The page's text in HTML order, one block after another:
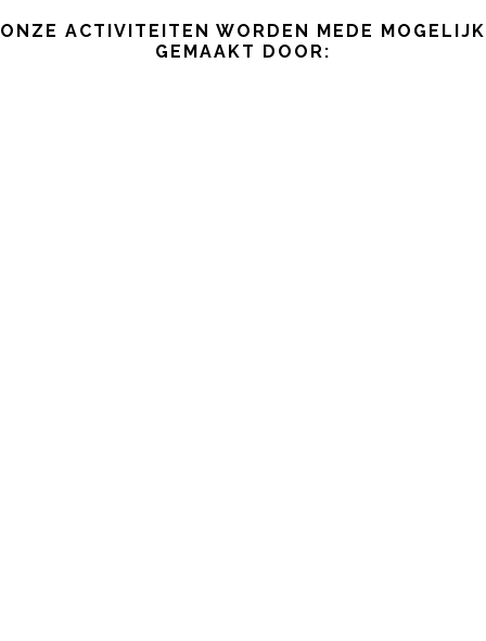
ONZE ACTIVITEITEN WORDEN MEDE MOGELIJK
GEMAAKT DOOR: